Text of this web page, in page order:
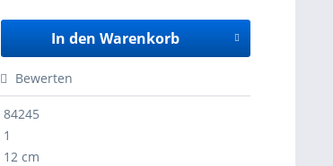
In den Warenkorb
Bewerten
84245
1
12 cm